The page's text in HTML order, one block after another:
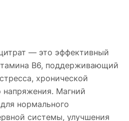
— это эффективный
B6, поддерживающий
хронической
напряжения. Магний
нормального
системы, улучшения